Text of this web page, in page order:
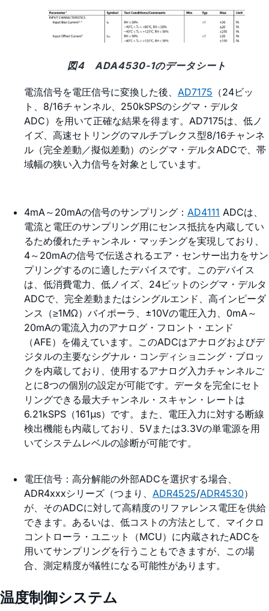
図4 ADA4530-1のデータシート
電流信号を電圧信号に変換した後、 AD7175 （24ビッ
ト、8/16チャンネル、250kSPSのシグマ・デルタ
ADC）を用いて正確な結果を得ます。AD7175は、低ノ
イズ、高速セトリングのマルチプレクス型8/16チャンネ
ル（完全差動／擬似差動）のシグマ・デルタADCで、帯
域幅の狭い入力信号を対象としています。
4mA～20mAの信号のサンプリング： AD4111 ADCは、
電流と電圧のサンプリング用にセンス抵抗を内蔵してい
るため優れたチャンネル・マッチングを実現しており、
4～20mAの信号で伝送されるエア・センサー出力をサン
プリングするのに適したデバイスです。このデバイス
は、低消費電力、低ノイズ、24ビットのシグマ・デルタ
ADCで、完全差動またはシングルエンド、高インピーダ
ンス（≥1MΩ）バイポーラ、±10Vの電圧入力、0mA～
20mAの電流入力のアナログ・フロント・エンド
（AFE）を備えています。このADCはアナログおよびデ
ジタルの主要なシグナル・コンディショニング・ブロッ
クを内蔵しており、使用するアナログ入力チャンネルご
とに8つの個別の設定が可能です。データを完全にセト
リングできる最大チャンネル・スキャン・レートは
6.21kSPS（161μs）です。また、電圧入力に対する断線
検出機能も内蔵しており、5Vまたは3.3Vの単電源を用
いてシステムレベルの診断が可能です。
電圧信号：高分解能の外部ADCを選択する場合、
ADR4xxxシリーズ（つまり、 ADR4525/ADR4530）
が、そのADCに対して高精度のリファレンス電圧を供給
できます。あるいは、低コストの方法として、マイクロ
コントローラ・ユニット（MCU）に内蔵されたADCを
用いてサンプリングを行うこともできますが、この場
合、測定精度が犠牲になる可能性があります。
温度制御システム